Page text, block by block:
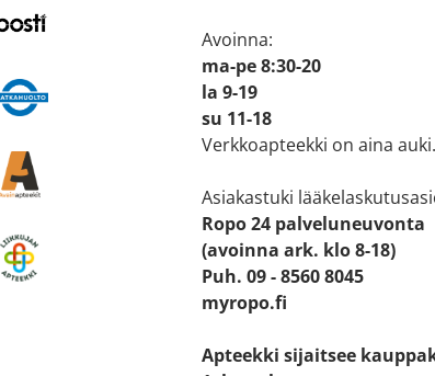
Avoinna:
ma-pe 8:30-20
la 9-19
su 11-18
Verkkoapteekki on aina auki.
Asiakastuki
Ropo 24 palveluneuvonta
(avoinna ark. klo 8-18)
Puh. 09 - 8560 8045
myropo.fi
Apteekki sijaitsee